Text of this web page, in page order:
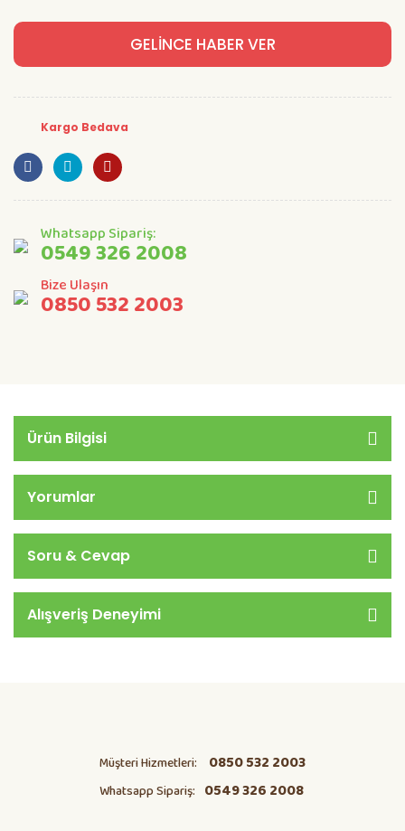
GELİNCE HABER VER
Kargo Bedava
Whatsapp Sipariş:
0549 326 2008
Bize Ulaşın
0850 532 2003
Ürün Bilgisi
Yorumlar
Soru & Cevap
Alışveriş Deneyimi
Müşteri Hizmetleri: 0850 532 2003
Whatsapp Sipariş: 0549 326 2008